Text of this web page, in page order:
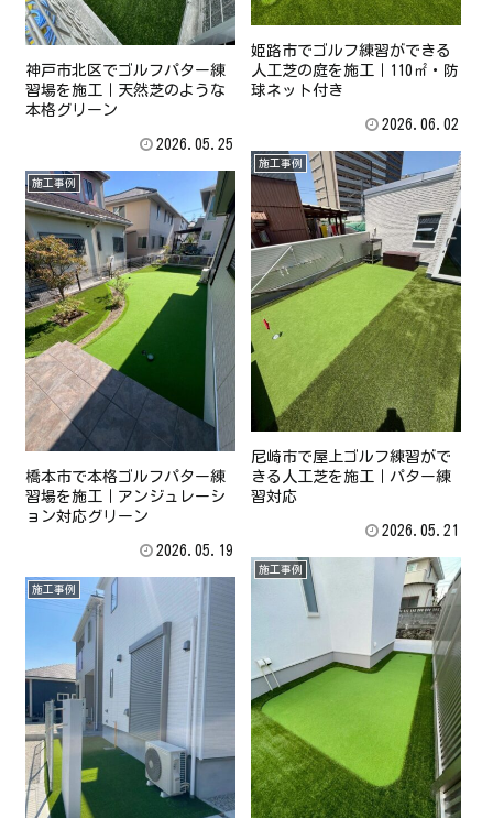
姫路市でゴルフ練習ができる
人工芝の庭を施工｜110㎡・防
球ネット付き
2026.06.02
神戸市北区でゴルフパター練
習場を施工｜天然芝のような
本格グリーン
2026.05.25
施工事例
尼崎市で屋上ゴルフ練習がで
きる人工芝を施工｜パター練
習対応
2026.05.21
施工事例
橋本市で本格ゴルフパター練
習場を施工｜アンジュレーシ
ョン対応グリーン
2026.05.19
施工事例
施工事例